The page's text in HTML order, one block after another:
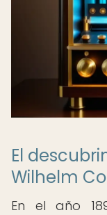
El
Wilhelm
En el año